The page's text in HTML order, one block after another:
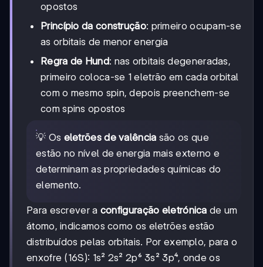
opostos
Princípio da construção: primeiro ocupam-se
as orbitais de menor energia
Regra de Hund: nas orbitais degeneradas,
primeiro coloca-se 1 eletrão em cada orbital
com o mesmo spin, depois preenchem-se
com spins opostos
💡 Os eletrões de valência são os que
estão no nível de energia mais externo e
determinam as propriedades químicas do
elemento.
Para escrever a configuração eletrónica de um
átomo, indicamos como os eletrões estão
distribuídos pelas orbitais. Por exemplo, para o
enxofre (16S): 1s² 2s² 2p⁶ 3s² 3p⁴, onde os